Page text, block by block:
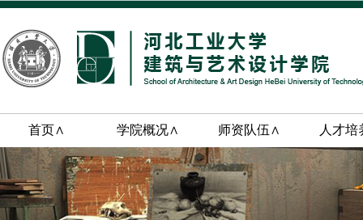
首页∧ 学院概况∧ 师资队伍∧ 人才